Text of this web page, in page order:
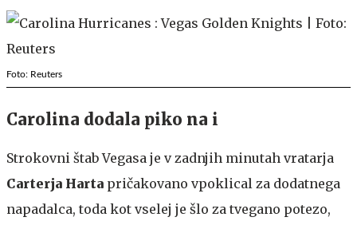
Foto: Reuters
Carolina dodala piko na i
Strokovni štab Vegasa je v zadnjih minutah vratarja
Carterja Harta pričakovano vpoklical za dodatnega
napadalca, toda kot vselej je šlo za tvegano potezo,